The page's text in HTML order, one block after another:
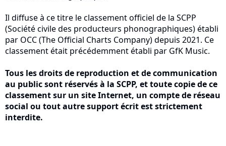
Il diffuse à ce titre le classement officiel de la SCPP
(Société civile des producteurs phonographiques) établi
par OCC (The Official Charts Company) depuis 2021. Ce
classement était précédemment établi par GfK Music.
Tous les droits de reproduction et de communication
au public sont réservés à la SCPP, et toute copie de ce
classement sur un site Internet, un compte de réseau
social ou tout autre support écrit est strictement
interdite.